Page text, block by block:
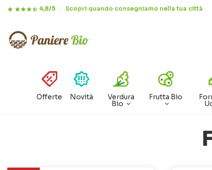
4,8/5 Scopri quando consegniamo nella tua città
Offerte Novità Verdura
Bio
Frutta Bio